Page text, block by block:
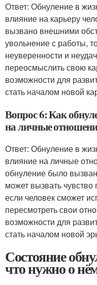
Ответ: Обнуление в
влияние на карьеру
вызвано внешними
увольнение с работы,
неуверенности и
переосмыслить свою
возможности для
стать началом новой
Вопрос 6: Как
на личные
Ответ: Обнуление в
влияние на личные
обнуление было
может вызвать
если человек сможет
пересмотреть свои
возможности для
стать началом новой
Состояние
что нужно о